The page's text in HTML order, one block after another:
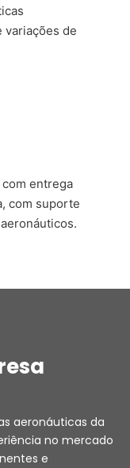
variações de
entrega
com suporte
aeronáuticas da
no mercado
e